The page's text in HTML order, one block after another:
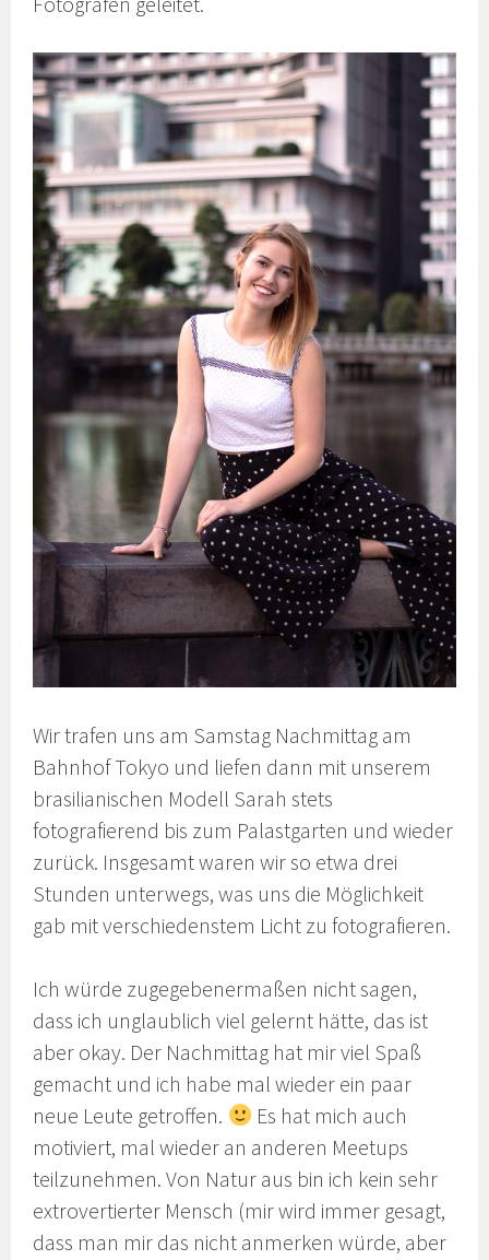
Wir trafen uns am Samstag Nachmittag am
Bahnhof Tokyo und liefen dann mit unserem
brasilianischen Modell Sarah stets
fotografierend bis zum Palastgarten und wieder
zurück. Insgesamt waren wir so etwa drei
Stunden unterwegs, was uns die Möglichkeit
gab mit verschiedenstem Licht zu fotografieren.
Ich würde zugegebenermaßen nicht sagen,
dass ich unglaublich viel gelernt hätte, das ist
aber okay. Der Nachmittag hat mir viel Spaß
gemacht und ich habe mal wieder ein paar
neue Leute getroffen.
Es hat mich auch
motiviert, mal wieder an anderen Meetups
teilzunehmen. Von Natur aus bin ich kein sehr
extrovertierter Mensch (mir wird immer gesagt,
dass man mir das nicht anmerken würde, aber